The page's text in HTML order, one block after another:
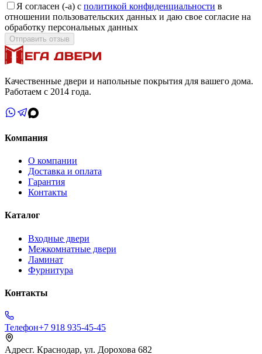
Я согласен (-а) с политикой конфиденциальности в
отношении пользовательских данных и даю свое согласие на
обработку персональных данных
Отправить отзыв
Качественные двери и напольные покрытия для вашего дома.
Работаем с 2014 года.
Компания
О компании
Доставка и оплата
Гарантия
Контакты
Каталог
Входные двери
Межкомнатные двери
Ламинат
Фурнитура
Контакты
Телефон+7 918 935-45-45
Адресг. Краснодар, ул. Дорохова 682